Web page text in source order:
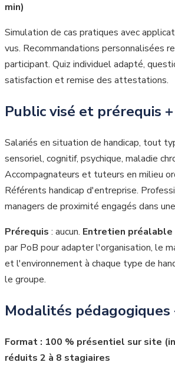
min)
Simulation de cas pratiques avec
vus. Recommandations personnalisées
participant. Quiz individuel adapté,
satisfaction et remise des attestations.
Public visé et prérequis +
Salariés en situation de handicap, tout
sensoriel, cognitif, psychique, maladie
Accompagnateurs et tuteurs en milieu
Référents handicap d'entreprise.
managers de proximité engagés dans
Prérequis : aucun. Entretien
par PoB pour adapter l'organisation, le
et l'environnement à chaque type de
le groupe.
Modalités pédagogiques
Format : 100 % présentiel sur site
réduits 2 à 8 stagiaires